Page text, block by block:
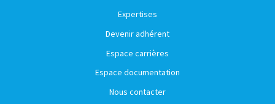
Expertises
Devenir adhérent
Espace carrières
Espace documentation
Nous contacter